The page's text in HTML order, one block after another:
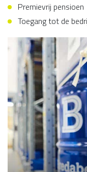
Premievrij pensioen
Toegang tot de